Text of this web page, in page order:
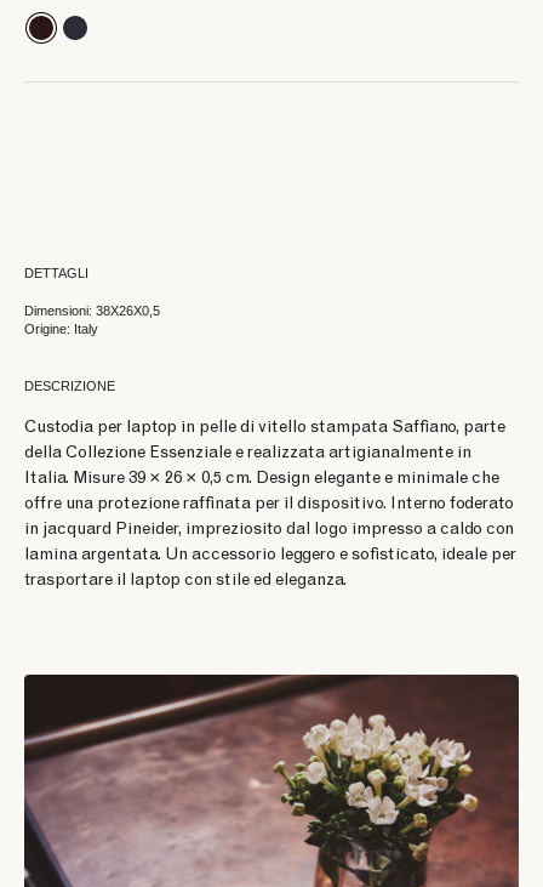
DETTAGLI
Dimensioni: 38X26X0,5
Origine: Italy
DESCRIZIONE
Custodia per laptop in pelle di vitello stampata Saffiano, parte
della Collezione Essenziale e realizzata artigianalmente in
Italia. Misure 39 × 26 × 0,5 cm. Design elegante e minimale che
offre una protezione raffinata per il dispositivo. Interno foderato
in jacquard Pineider, impreziosito dal logo impresso a caldo con
lamina argentata. Un accessorio leggero e sofisticato, ideale per
trasportare il laptop con stile ed eleganza.